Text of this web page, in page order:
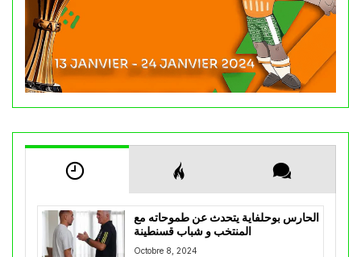
الحارس بوحلفاية يتحدث عن طموحاته مع
المنتخب و شباب قسنطينة
Octobre 8, 2024